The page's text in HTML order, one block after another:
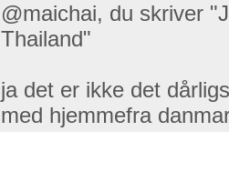
@maichai, du skriver
Thailand"
ja det er ikke det
med hjemmefra